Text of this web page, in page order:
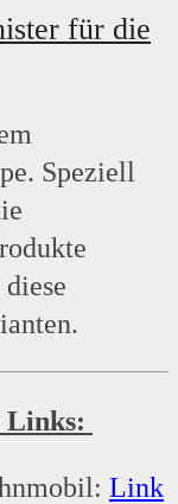
für die
Speziell
Links:
Link